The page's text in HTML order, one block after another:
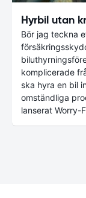
Hyrbil utan
Bör jag teckna
komplicerade
ska hyra en bil
omständliga
lanserat Worry-